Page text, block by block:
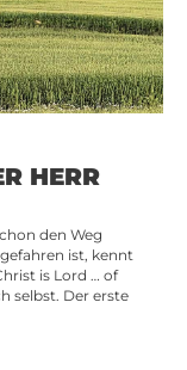
HERR
den Weg
ist, kennt
is Lord … of
selbst. Der erste